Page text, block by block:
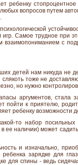
ребенку
вопросов путем
игр. Самое трудное при
взаимопониманием с
детей нам никуда не
слякоть тоже не
но нужно
аргументов,
пойти к приятелю,
ребенку
то набор
ее наличии) может
и изначально,
зарядке для
для спины - ведь